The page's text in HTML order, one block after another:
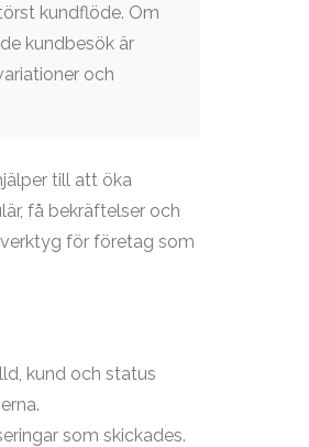
kundflöde. Om
kundbesök är
och
till att öka
få bekräftelser och
för företag som
kund och status
som skickades.